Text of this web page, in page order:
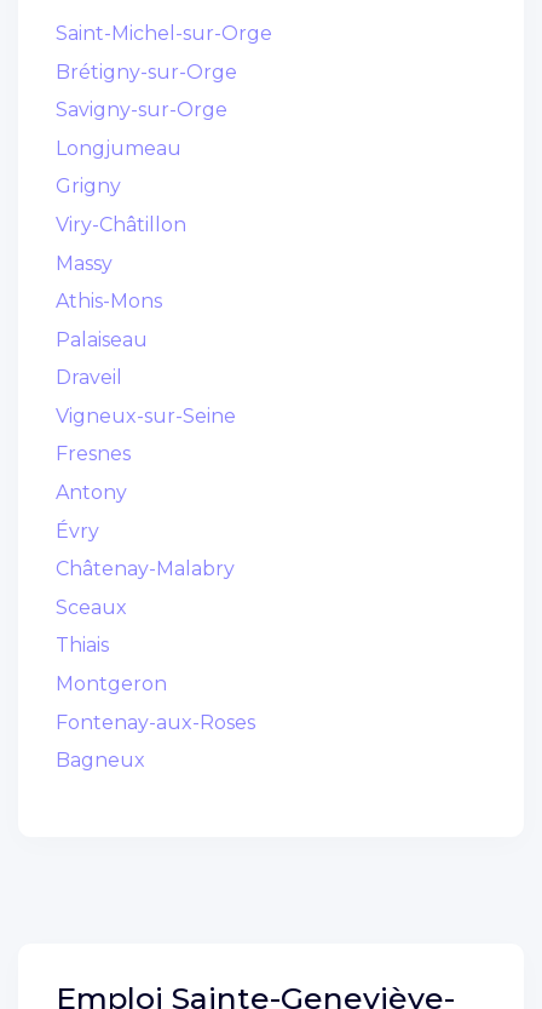
Saint-Michel-sur-Orge
Brétigny-sur-Orge
Savigny-sur-Orge
Longjumeau
Grigny
Viry-Châtillon
Massy
Athis-Mons
Palaiseau
Draveil
Vigneux-sur-Seine
Fresnes
Antony
Évry
Châtenay-Malabry
Sceaux
Thiais
Montgeron
Fontenay-aux-Roses
Bagneux
Emploi Sainte-Geneviève-